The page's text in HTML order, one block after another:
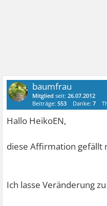
baumfrau
Mitglied seit:26.07.2012
Beiträge:553 Danke:7
Hallo HeikoEN,
diese Affirmation gefällt
Ich lasse Veränderung